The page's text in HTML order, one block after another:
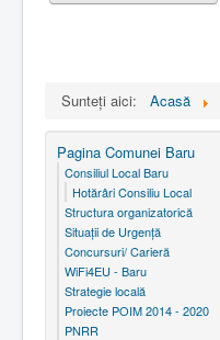
Sunteți aici: Acasă
Pagina Comunei Baru
Consiliul Local Baru
Hotărâri Consiliu Local
Structura organizatorică
Situaţii de Urgenţă
Concursuri/ Carieră
WiFi4EU - Baru
Strategie locală
Proiecte POIM 2014 - 2020
PNRR